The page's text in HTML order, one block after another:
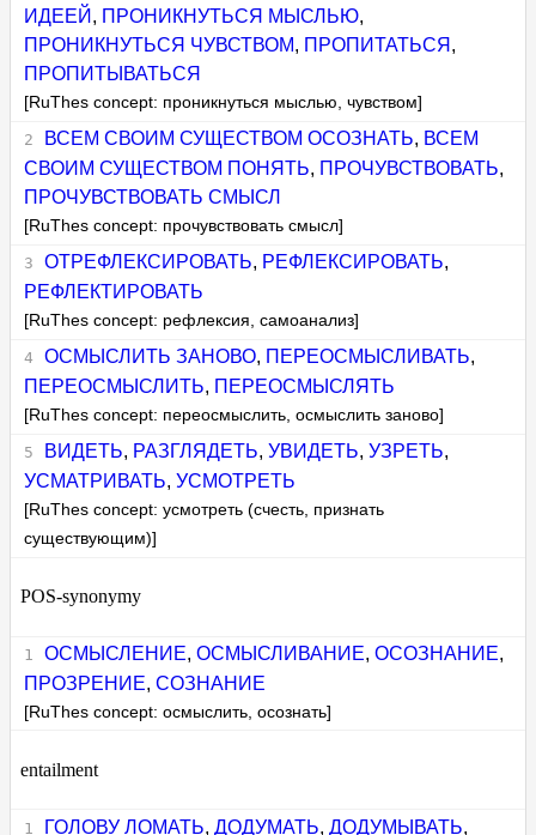
ИДЕЕЙ , ПРОНИКНУТЬСЯ МЫСЛЬЮ,
ПРОНИКНУТЬСЯ ЧУВСТВОМ, ПРОПИТАТЬСЯ ,
ПРОПИТЫВАТЬСЯ
[RuThes concept: проникнуться мыслью, чувством]
ВСЕМ СВОИМ СУЩЕСТВОМ ОСОЗНАТЬ, ВСЕМ
СВОИМ СУЩЕСТВОМ ПОНЯТЬ, ПРОЧУВСТВОВАТЬ,
ПРОЧУВСТВОВАТЬ СМЫСЛ
[RuThes concept: прочувствовать смысл]
ОТРЕФЛЕКСИРОВАТЬ, РЕФЛЕКСИРОВАТЬ,
РЕФЛЕКТИРОВАТЬ
[RuThes concept: рефлексия, самоанализ]
ОСМЫСЛИТЬ ЗАНОВО, ПЕРЕОСМЫСЛИВАТЬ,
ПЕРЕОСМЫСЛИТЬ, ПЕРЕОСМЫСЛЯТЬ
[RuThes concept: переосмыслить, осмыслить заново]
ВИДЕТЬ, РАЗГЛЯДЕТЬ, УВИДЕТЬ, УЗРЕТЬ,
УСМАТРИВАТЬ,УСМОТРЕТЬ
[RuThes concept: усмотреть (счесть, признать
существующим)]
POS-synonymy
ОСМЫСЛЕНИЕ, ОСМЫСЛИВАНИЕ, ОСОЗНАНИЕ,
ПРОЗРЕНИЕ,СОЗНАНИЕ
[RuThes concept: осмыслить, осознать]
entailment
ГОЛОВУ ЛОМАТЬ, ДОДУМАТЬ, ДОДУМЫВАТЬ,